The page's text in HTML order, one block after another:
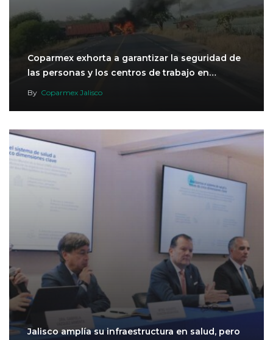
Coparmex exhorta a garantizar la seguridad de
las personas y los centros de trabajo en…
By Coparmex Jalisco
Jalisco amplía su infraestructura en salud, pero